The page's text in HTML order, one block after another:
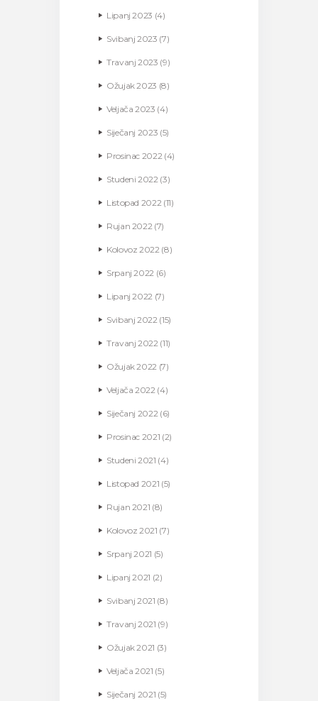
Lipanj2023 (4)
Svibanj2023 (7)
Travanj2023 (9)
Ožujak2023 (8)
Veljača2023 (4)
Siječanj 2023 (5)
Prosinac 2022 (4)
Studeni2022 (3)
Listopad 2022 (11)
Rujan 2022 (7)
Kolovoz2022 (8)
Srpanj2022 (6)
Lipanj2022 (7)
Svibanj2022 (15)
Travanj2022 (11)
Ožujak2022 (7)
Veljača2022 (4)
Siječanj 2022 (6)
Prosinac 2021 (2)
Studeni2021 (4)
Listopad 2021 (5)
Rujan 2021 (8)
Kolovoz2021 (7)
Srpanj2021 (5)
Lipanj2021 (2)
Svibanj2021 (8)
Travanj2021 (9)
Ožujak2021 (3)
Veljača2021 (5)
Siječanj 2021 (5)